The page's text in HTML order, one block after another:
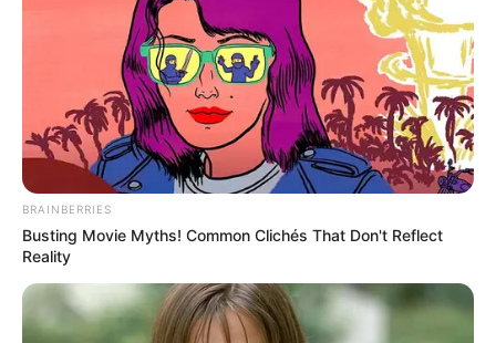
BRAINBERRIES
Busting Movie Myths! Common Clichés That Don't Reflect
Reality